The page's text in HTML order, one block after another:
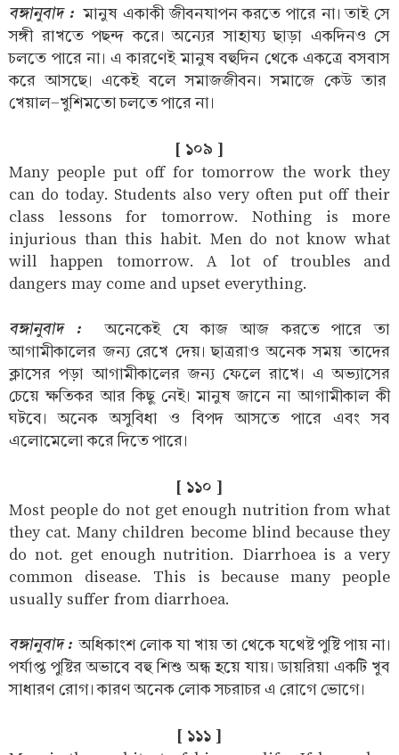
বঙ্গানুবাদ : মানুষ একাকী জীবনযাপন করতে পারে না। তাই সে
সঙ্গী রাখতে পছন্দ করে। অন্যের সাহায্য ছাড়া একদিনও সে
চলতে পারে না। এ কারণেই মানুষ বহুদিন থেকে একত্রে বসবাস
করে আসছে। একেই বলে সমাজজীবন। সমাজে কেউ তার
খেয়াল-খুশিমতো চলতে পারে না।
[ ১০৯ ]
Many people put off for tomorrow the work they
can do today. Students also very often put off their
class lessons for tomorrow. Nothing is more
injurious than this habit. Men do not know what
will happen tomorrow. A lot of troubles and
dangers may come and upset everything.
বঙ্গানুবাদ :
অনেকেই যে কাজ আজ করতে পারে তা
আগামীকালের জন্য রেখে দেয়। ছাত্ররাও অনেক সময় তাদের
ক্লাসের পড়া আগামীকালের জন্য ফেলে রাখে। এ অভ্যাসের
চেয়ে ক্ষতিকর আর কিছু নেই। মানুষ জানে না আগামীকাল কী
ঘটবে। অনেক অসুবিধা ও বিপদ আসতে পারে এবং সব
এলোমেলো করে দিতে পারে।
[ ১১০ ]
Most people do not get enough nutrition from what
they cat. Many children become blind because they
do not. get enough nutrition. Diarrhoea is a very
common disease. This is because many people
usually suffer from diarrhoea.
বঙ্গানুবাদ : অধিকাংশ লোক যা খায় তা থেকে যথেষ্ট পুষ্টি পায় না।
পর্যাপ্ত পুষ্টির অভাবে বহু শিশু অন্ধ হয়ে যায়। ডায়রিয়া একটি খুব
সাধারণ রোগ। কারণ অনেক লোক সচরাচর এ রোগে ভোগে।
[ ১১১ ]